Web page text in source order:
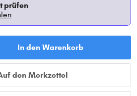
prüfen
In den Warenkorb
den Merkzettel